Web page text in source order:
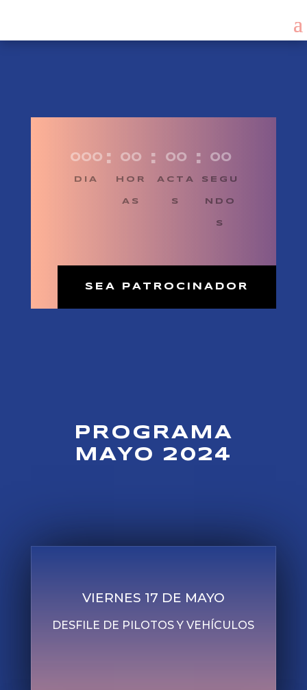
000
DIA
: 00
HOR
AS
: 00
ACTA
S
: 00
SEGU
NDO
S
SEA PATROCINADOR
PROGRAMA
MAYO 2024
VIERNES 17 DE MAYO
DESFILE DE PILOTOS Y VEHÍCULOS